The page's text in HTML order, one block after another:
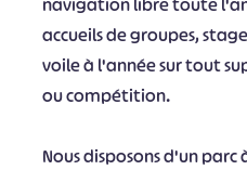
accueils de groupes,
voile à l'année sur tout
ou compétition.
Nous disposons d'un